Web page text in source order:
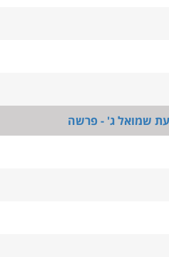
שמואל ג' - פרשה